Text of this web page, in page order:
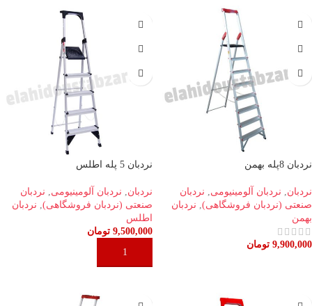
نردبان 8پله بهمن
نردبان, نردبان آلومینیومی, نردبان
صنعتی (نردبان فروشگاهی), نردبان
بهمن
9,900,000 تومان
نردبان 5 پله اطلس
نردبان, نردبان آلومینیومی, نردبان
صنعتی (نردبان فروشگاهی), نردبان
اطلس
9,500,000 تومان
افزودن به سبد خرید